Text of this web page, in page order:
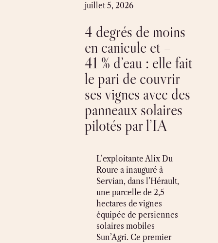
juillet 5, 2026
4 degrés de moins
en canicule et –
41 % d’eau : elle fait
le pari de couvrir
ses vignes avec des
panneaux solaires
pilotés par l’IA
L’exploitante Alix Du
Roure a inauguré à
Servian, dans l’Hérault,
une parcelle de 2,5
hectares de vignes
équipée de persiennes
solaires mobiles
Sun’Agri. Ce premier